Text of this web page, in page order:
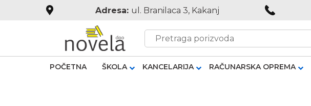
Adresa: ul. Branilaca 3, Kakanj
POČETNA ŠKOLA KANCELARIJA RAČUNARSKA OPREMA